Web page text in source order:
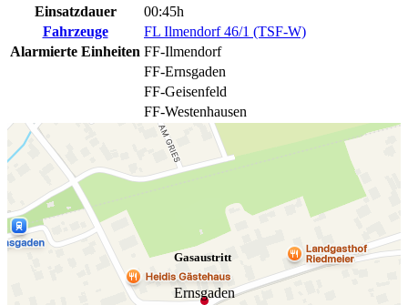
Einsatzdauer
00:45h
Fahrzeuge
FL Ilmendorf 46/1 (TSF-W)
Alarmierte Einheiten FF-Ilmendorf
FF-Ernsgaden
FF-Geisenfeld
FF-Westenhausen
Gasaustritt
Ernsgaden